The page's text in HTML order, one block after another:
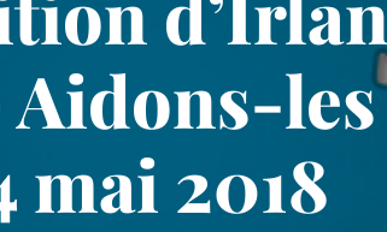
mai 2018